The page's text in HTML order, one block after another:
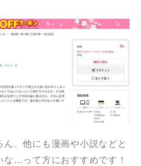
、他にも漫画や小説などと
な…って方におすすめです！